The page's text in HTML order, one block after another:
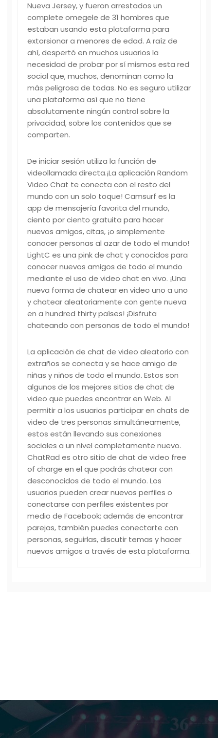
Nueva Jersey, y fueron arrestados un
complete omegele de 31 hombres que
estaban usando esta plataforma para
extorsionar a menores de edad. A raíz de
ahí, despertó en muchos usuarios la
necesidad de probar por sí mismos esta red
social que, muchos, denominan como la
más peligrosa de todas. No es seguro utilizar
una plataforma así que no tiene
absolutamente ningún control sobre la
privacidad, sobre los contenidos que se
comparten.
De iniciar sesión utiliza la función de
videollamada directa.¡La aplicación Random
Video Chat te conecta con el resto del
mundo con un solo toque! Camsurf es la
app de mensajería favorita del mundo,
ciento por ciento gratuita para hacer
nuevos amigos, citas, ¡o simplemente
conocer personas al azar de todo el mundo!
LightC es una pink de chat y conocidos para
conocer nuevos amigos de todo el mundo
mediante el uso de video chat en vivo. ¡Una
nueva forma de chatear en video uno a uno
y chatear aleatoriamente con gente nueva
en a hundred thirty países! ¡Disfruta
chateando con personas de todo el mundo!
La aplicación de chat de video aleatorio con
extraños se conecta y se hace amigo de
niñas y niños de todo el mundo. Estos son
algunos de los mejores sitios de chat de
video que puedes encontrar en Web. Al
permitir a los usuarios participar en chats de
video de tres personas simultáneamente,
estos están llevando sus conexiones
sociales a un nivel completamente nuevo.
ChatRad es otro sitio de chat de video free
of charge en el que podrás chatear con
desconocidos de todo el mundo. Los
usuarios pueden crear nuevos perfiles o
conectarse con perfiles existentes por
medio de Facebook; además de encontrar
parejas, también puedes conectarte con
personas, seguirlas, discutir temas y hacer
nuevos amigos a través de esta plataforma.